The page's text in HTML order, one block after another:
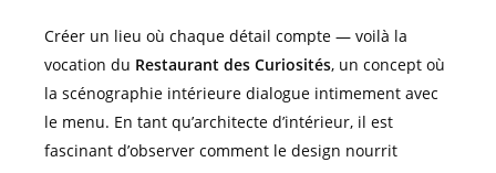
Créer un lieu où chaque détail compte — voilà la
vocation du Restaurant des Curiosités, un concept où
la scénographie intérieure dialogue intimement avec
le menu. En tant qu’architecte d’intérieur, il est
fascinant d’observer comment le design nourrit